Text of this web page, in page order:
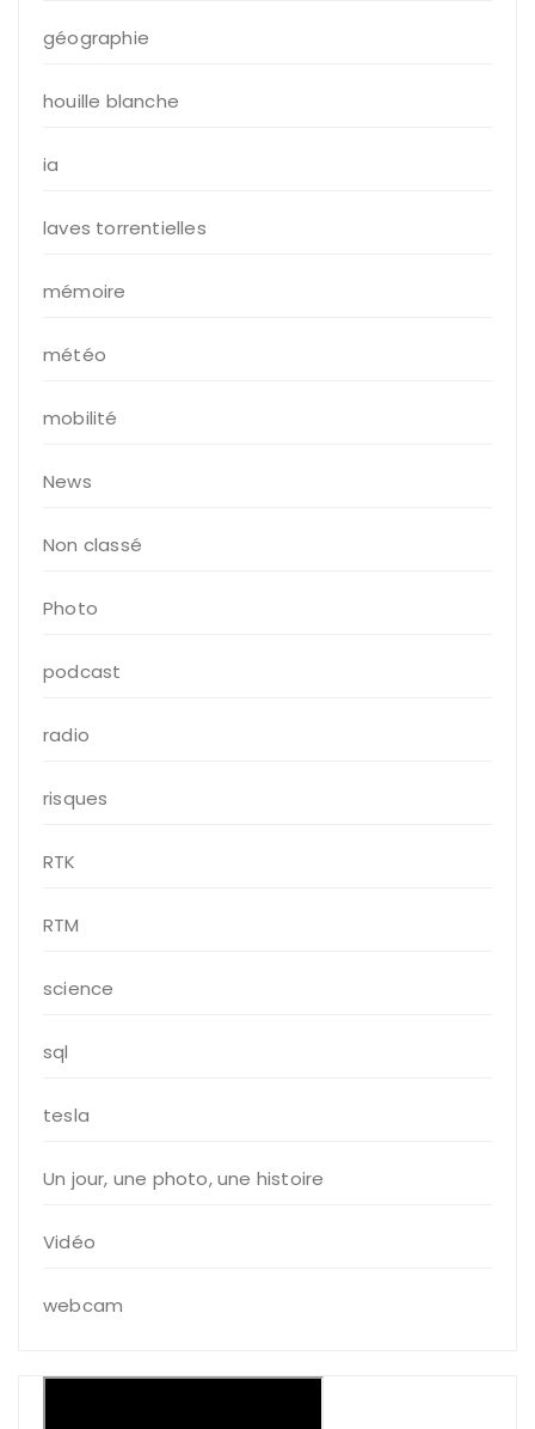
géographie
houille blanche
ia
laves torrentielles
mémoire
météo
mobilité
News
Non classé
Photo
podcast
radio
risques
RTK
RTM
science
sql
tesla
Un jour, une photo, une histoire
Vidéo
webcam